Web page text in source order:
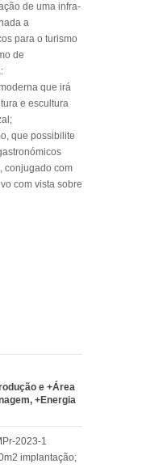
de uma infra-
a
para o turismo
de
que irá
e escultura
que possibilite
conjugado com
com vista sobre
e +Área
+Energia
2023-1
implantação;